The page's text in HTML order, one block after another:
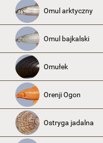
Omul arktyczny
Omul bajkalski
Omułek
Orenji Ogon
Ostryga jadalna